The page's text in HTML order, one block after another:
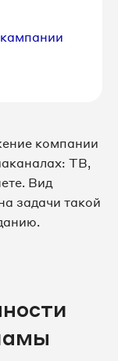
компании
ТВ,
Вид
задачи такой